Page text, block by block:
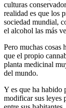
culturas
realidad es que los
sociedad mundial,
el alcohol las más
Pero muchas cosas
que el propio
planta medicinal
del mundo.
Y es que ha habido
modificar sus leyes